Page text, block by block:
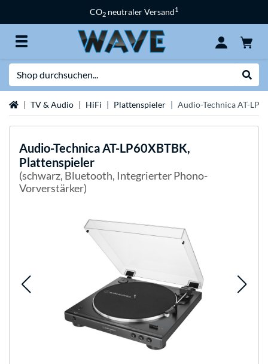
CO2 neutraler Versand1
StartseiteTV & Audio HiFi Plattenspieler Audio-Technica AT-
Audio-TechnicaAT-LP60XBTBK,
Plattenspieler
(schwarz, Bluetooth, Integrierter Phono-
Vorverstärker)